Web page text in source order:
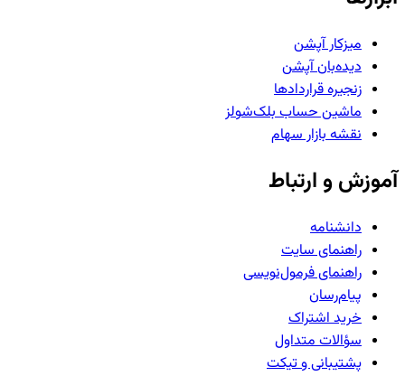
میزکار آپشن
دیده‌بان آپشن
زنجیره قراردادها
ماشین حساب بلک‌شولز
نقشه بازار سهام
آموزش و ارتباط
دانشنامه
راهنمای سایت
راهنمای فرمول‌نویسی
پیام‌رسان
خرید اشتراک
سؤالات متداول
پشتیبانی و تیکت